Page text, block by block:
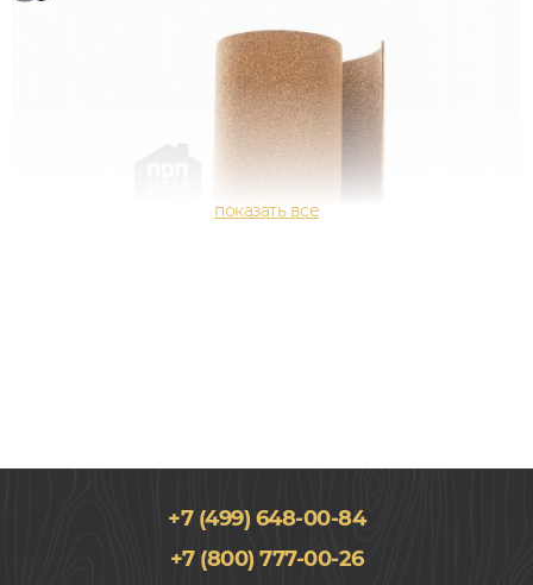
+7 (499) 648-00-84
+7 (800) 777-00-26